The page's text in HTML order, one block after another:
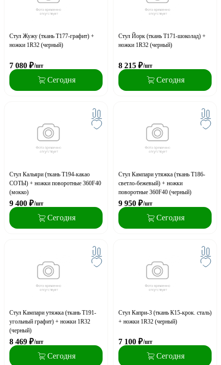
Стул Жужу (ткань Т177-графит) +
ножки 1R32 (черный)
7 080 ₽/шт
Сегодня
Стул Йорк (ткань Т171-шоколад) +
ножки 1R32 (черный)
8 215 ₽/шт
Сегодня
Стул Кальяри (ткань Т194-какао
СОТЫ) + ножки поворотные 360F40
(мокко)
9 400 ₽/шт
Сегодня
Стул Кампари утяжка (ткань Т186-
светло-бежевый) + ножки
поворотные 360F40 (черный)
9 950 ₽/шт
Сегодня
Стул Кампари утяжка (ткань Т191-
угольный графит) + ножки 1R32
(черный)
8 469 ₽/шт
Сегодня
Стул Капри-3 (ткань К15-крок. сталь)
+ ножки 1R32 (черный)
7 100 ₽/шт
Сегодня